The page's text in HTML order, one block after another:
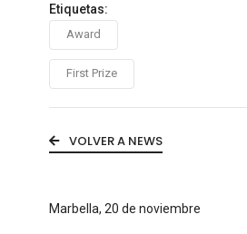
Etiquetas:
Award
First Prize
VOLVER A NEWS
Marbella, 20 de noviembre